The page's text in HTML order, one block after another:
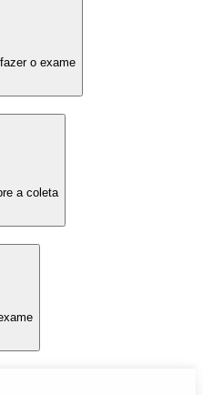
o exame
a coleta